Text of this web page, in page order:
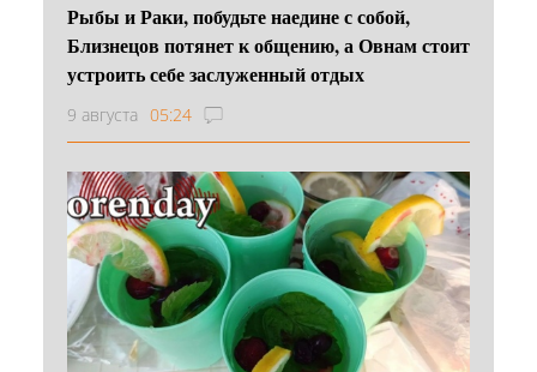
Рыбы и Раки, побудьте наедине с собой,
Близнецов потянет к общению, а Овнам стоит
устроить себе заслуженный отдых
9 августа 05:24